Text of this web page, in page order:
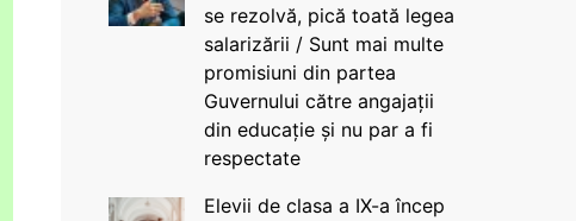
se rezolvă, pică toată legea
salarizării / Sunt mai multe
promisiuni din partea
Guvernului către angajații
din educație și nu par a fi
respectate
Elevii de clasa a IX-a încep